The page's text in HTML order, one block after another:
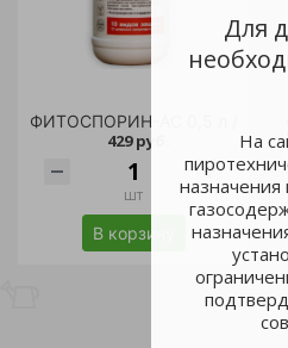
Для
На
ФИТОСПОРИН-АС 0,5 л /
429 руб.
шт
В корзину